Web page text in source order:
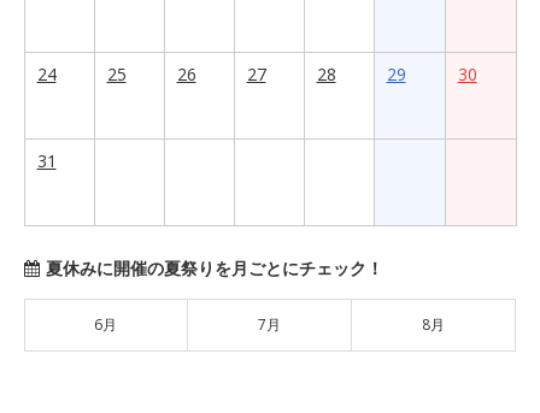
24 25 26 27 28 29 30
31
夏休みに開催の夏祭りを月ごとにチェック！
6月 7月 8月